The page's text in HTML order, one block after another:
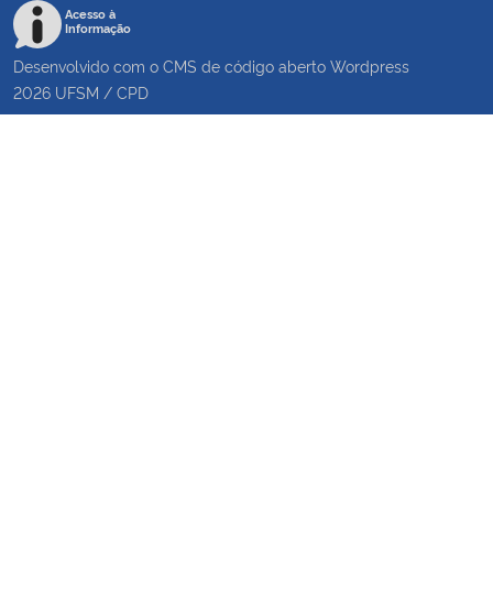
Acesso à
Informação
Desenvolvido com o CMS de código aberto Wordpress
2026 UFSM / CPD